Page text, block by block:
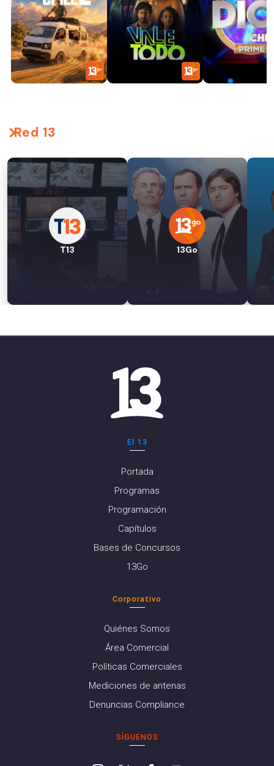
Red 13
T13 13Go
El 13
Portada
Programas
Programación
Capítulos
Bases de Concursos
13Go
Corporativo
Quiénes Somos
Área Comercial
Políticas Comerciales
Mediciones de antenas
Denuncias Compliance
SÍGUENOS